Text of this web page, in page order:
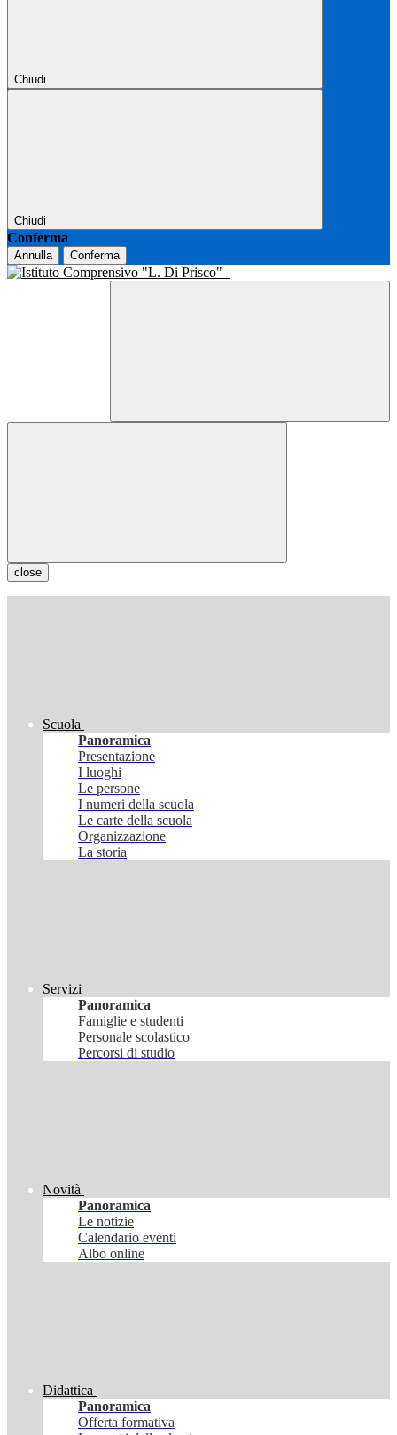
Chiudi
Chiudi
Conferma
Annulla Conferma
close
Scuola
Panoramica
Presentazione
I luoghi
Le persone
I numeri della scuola
Le carte della scuola
Organizzazione
La storia
Servizi
Panoramica
Famiglie e studenti
Personale scolastico
Percorsi di studio
Novità
Panoramica
Le notizie
Calendario eventi
Albo online
Didattica
Panoramica
Offerta formativa